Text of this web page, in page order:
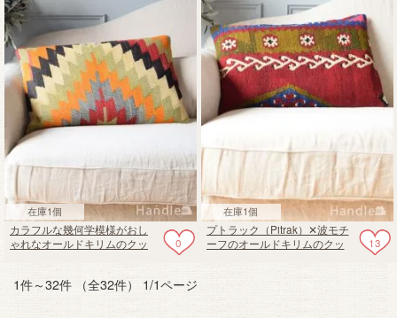
在庫1個
0
カラフルな幾何学模様がおし
ゃれなオールドキリムのクッ
在庫1個
13
プトラック（Pitrak）✕波モチ
ーフのオールドキリムのクッ
1件～32件 （全32件） 1/1ページ